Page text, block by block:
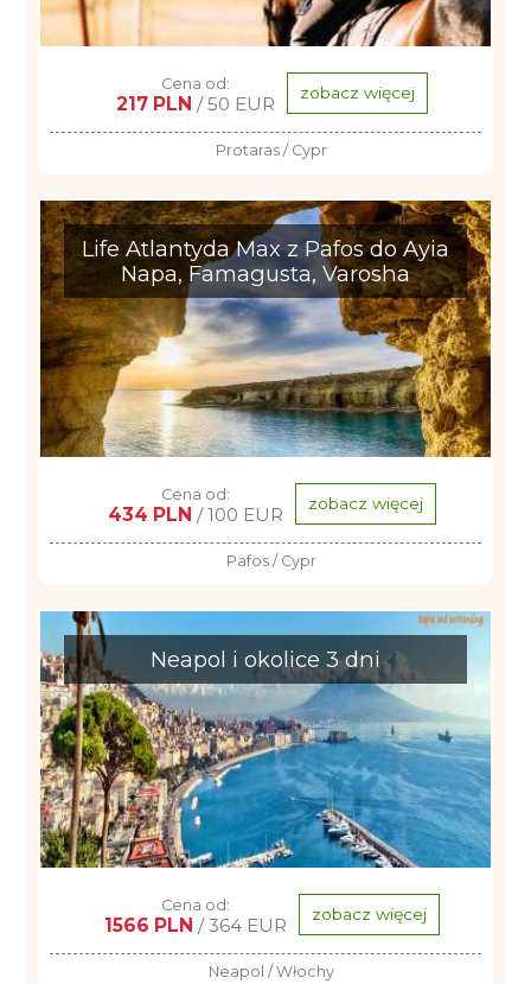
Cena od:
217 PLN / 50 EUR zobacz więcej
Protaras / Cypr
Life Atlantyda Max z Pafos do Ayia
Napa, Famagusta, Varosha
Cena od:
434 PLN / 100 EUR zobacz więcej
Pafos / Cypr
Neapol i okolice 3 dni
Cena od:
1566 PLN / 364 EUR zobacz więcej
Neapol / Włochy